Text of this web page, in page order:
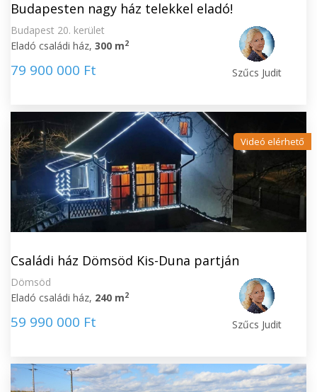
Budapesten nagy ház telekkel eladó!
Budapest 20. kerület
Eladó családi ház, 300 m2
79 900 000 Ft Szűcs Judit
Videó elérhető
Családi ház Dömsöd Kis-Duna partján
Dömsöd
Eladó családi ház, 240 m2
59 990 000 Ft Szűcs Judit